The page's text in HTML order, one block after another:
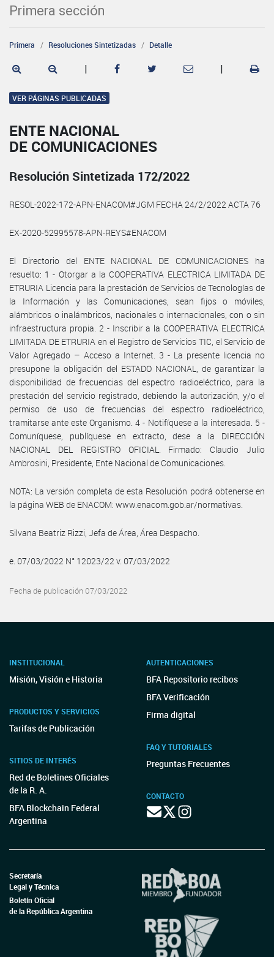
Primera sección
Primera Resoluciones Sintetizadas Detalle
| |
VER PÁGINAS PUBLICADAS
ENTE NACIONAL
DE COMUNICACIONES
Resolución Sintetizada 172/2022
RESOL-2022-172-APN-ENACOM#JGM FECHA 24/2/2022 ACTA 76
EX-2020-52995578-APN-REYS#ENACOM
El Directorio del ENTE NACIONAL DE COMUNICACIONES ha
resuelto: 1 - Otorgar a la COOPERATIVA ELECTRICA LIMITADA DE
ETRURIA Licencia para la prestación de Servicios de Tecnologías de
la Información y las Comunicaciones, sean fijos o móviles,
alámbricos o inalámbricos, nacionales o internacionales, con o sin
infraestructura propia. 2 - Inscribir a la COOPERATIVA ELECTRICA
LIMITADA DE ETRURIA en el Registro de Servicios TIC, el Servicio de
Valor Agregado – Acceso a Internet. 3 - La presente licencia no
presupone la obligación del ESTADO NACIONAL, de garantizar la
disponibilidad de frecuencias del espectro radioeléctrico, para la
prestación del servicio registrado, debiendo la autorización, y/o el
permiso de uso de frecuencias del espectro radioeléctrico,
tramitarse ante este Organismo. 4 - Notifíquese a la interesada. 5 -
Comuníquese, publíquese en extracto, dese a la DIRECCIÓN
NACIONAL DEL REGISTRO OFICIAL. Firmado: Claudio Julio
Ambrosini, Presidente, Ente Nacional de Comunicaciones.
NOTA: La versión completa de esta Resolución podrá obtenerse en
la página WEB de ENACOM: www.enacom.gob.ar/normativas.
Silvana Beatriz Rizzi, Jefa de Área, Área Despacho.
e. 07/03/2022 N° 12023/22 v. 07/03/2022
Fecha de publicación 07/03/2022
INSTITUCIONAL
Misión, Visión e Historia
PRODUCTOS Y SERVICIOS
Tarifas de Publicación
SITIOS DE INTERÉS
Red de Boletines Oficiales
de la R. A.
BFA Blockchain Federal
Argentina
AUTENTICACIONES
BFA Repositorio recibos
BFA Verificación
Firma digital
FAQ Y TUTORIALES
Preguntas Frecuentes
CONTACTO
Secretaría
Legal y Técnica
Boletín Oficial
de la República Argentina